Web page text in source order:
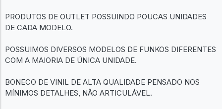
PRODUTOS DE OUTLET POSSUINDO POUCAS UNIDADES
DE CADA MODELO.
POSSUIMOS DIVERSOS MODELOS DE FUNKOS DIFERENTES
COM A MAIORIA DE ÚNICA UNIDADE.
BONECO DE VINIL DE ALTA QUALIDADE PENSADO NOS
MÍNIMOS DETALHES, NÃO ARTICULÁVEL.